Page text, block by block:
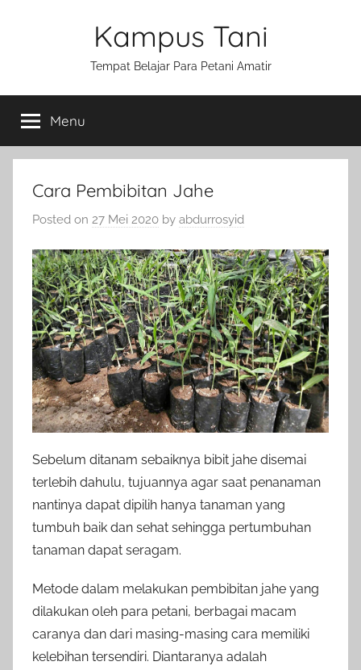
Kampus Tani
Tempat Belajar Para Petani Amatir
Menu
Cara Pembibitan Jahe
Posted on 27 Mei 2020 by abdurrosyid
Sebelum ditanam sebaiknya bibit jahe disemai
terlebih dahulu, tujuannya agar saat penanaman
nantinya dapat dipilih hanya tanaman yang
tumbuh baik dan sehat sehingga pertumbuhan
tanaman dapat seragam.
Metode dalam melakukan pembibitan jahe yang
dilakukan oleh para petani, berbagai macam
caranya dan dari masing-masing cara memiliki
kelebihan tersendiri. Diantaranya adalah